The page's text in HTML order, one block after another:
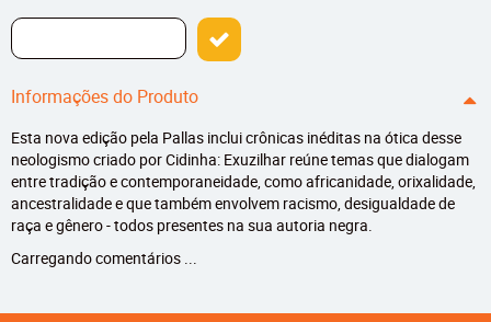
Informações do Produto
Esta nova edição pela Pallas inclui crônicas inéditas na ótica desse
neologismo criado por Cidinha: Exuzilhar reúne temas que dialogam
entre tradição e contemporaneidade, como africanidade, orixalidade,
ancestralidade e que também envolvem racismo, desigualdade de
raça e gênero - todos presentes na sua autoria negra.
Carregando comentários ...